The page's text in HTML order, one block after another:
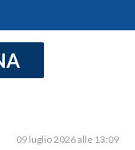
09 luglio 2026 alle 13:09